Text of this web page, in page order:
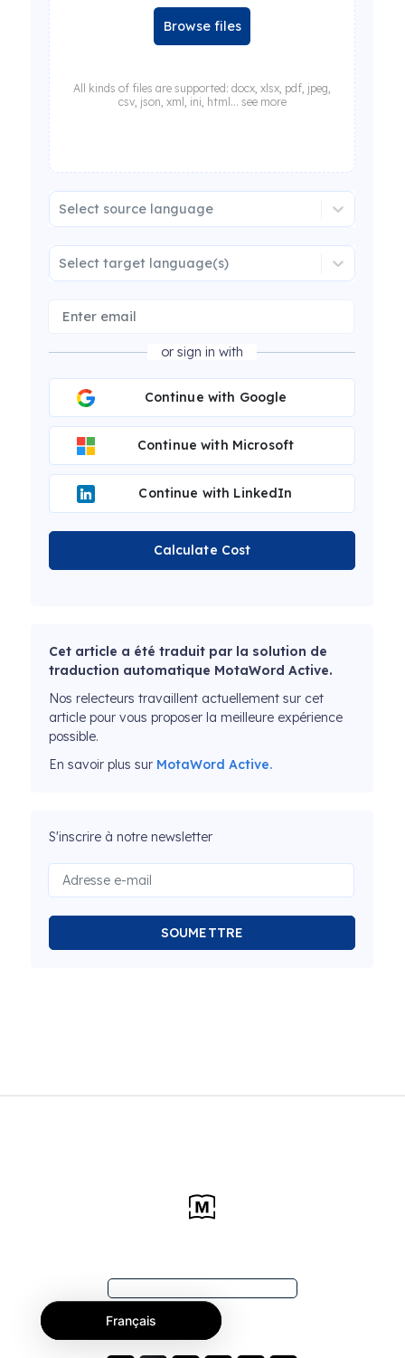
Browse files
All kinds of files are supported: docx, xlsx, pdf, jpeg,
csv, json, xml, ini, html... see more
Select source language
Select target language(s)
or sign in with
Continue with Google
Continue with Microsoft
Continue with LinkedIn
Calculate Cost
Cet article a été traduit par la solution de
traduction automatique MotaWord Active.
Nos relecteurs travaillent actuellement sur cet
article pour vous proposer la meilleure expérience
possible.
En savoir plus sur MotaWord Active.
S'inscrire à notre newsletter
SOUMETTRE
Français